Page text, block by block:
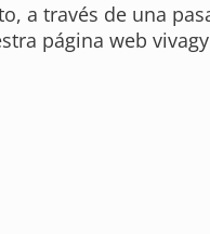
a través de una
página web